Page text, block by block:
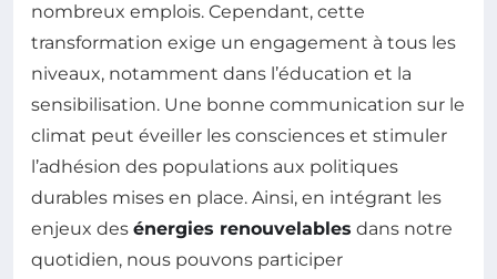
nombreux emplois. Cependant, cette
transformation exige un engagement à tous les
niveaux, notamment dans l’éducation et la
sensibilisation. Une bonne communication sur le
climat peut éveiller les consciences et stimuler
l’adhésion des populations aux politiques
durables mises en place. Ainsi, en intégrant les
enjeux des énergies renouvelables dans notre
quotidien, nous pouvons participer